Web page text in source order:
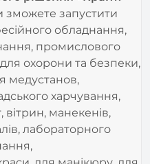
обладнання,
промислового
охорони та безпеки,
медустанов,
харчування,
вітрин, манекенів,
лабораторного
для манікюру, для
тату обладнання,